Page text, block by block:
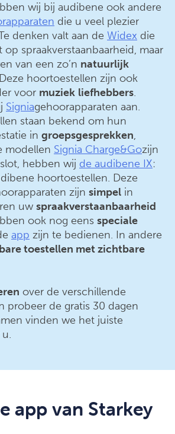
wij bij audibene ook andere
die u veel plezier
denken valt aan de Widex die
spraakverstaanbaarheid, maar
van een zo’n natuurlijk
hoortoestellen zijn ook
voor muziek liefhebbers.
Signiagehoorapparaten aan.
staan bekend om hun
in groepsgesprekken,
modellen Signia Charge&Gozijn
hebben wij de audibene IX:
hoortoestellen. Deze
zijn simpel in
uw spraakverstaanbaarheid
ook nog eens speciale
app zijn te bedienen. In andere
toestellen met zichtbare
over de verschillende
probeer de gratis 30 dagen
vinden we het juiste
app van Starkey